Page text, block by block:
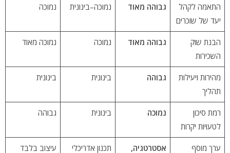
התאמה לקהל
יעד של שוכרים
גבוהה מאוד נמוכה–בינונית נמוכה
הבנת שוק
השכירות
גבוהה מאוד נמוכה נמוכה מאוד
מהירות ויעילות
תהליך
גבוהה בינונית בינונית
רמת סיכון
לטעויות יקרות
נמוכה בינונית גבוהה
ערך מוסף
אסטרטגיה,
תכנון אדריכלי עיצוב בלבד